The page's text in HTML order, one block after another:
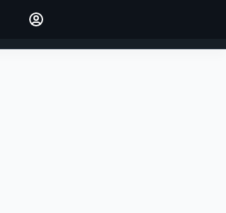
INICIAR SESIÓN